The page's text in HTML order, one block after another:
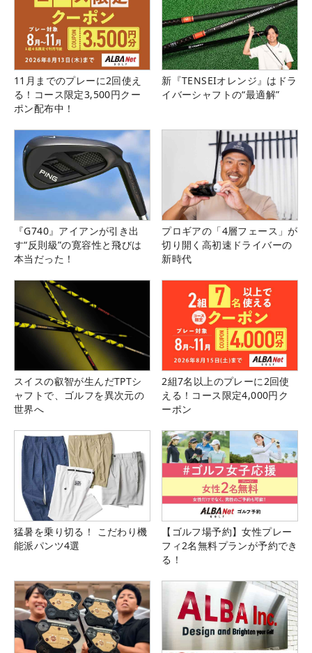
11月までのプレーに2回使え
る！コース限定3,500円クー
ポン配布中！
新『TENSEIオレンジ』はドラ
イバーシャフトの“最適解”
『G740』アイアンが引き出
す“反則級”の寛容性と飛びは
本当だった！
プロギアの「4層フェース」が
切り開く高初速ドライバーの
新時代
スイスの叡智が生んだTPTシ
ャフトで、ゴルフを異次元の
世界へ
2組7名以上のプレーに2回使
える！コース限定4,000円ク
ーポン
猛暑を乗り切る！ こだわり機
能派パンツ4選
【ゴルフ場予約】女性プレー
フィ2名無料プランが予約でき
る！